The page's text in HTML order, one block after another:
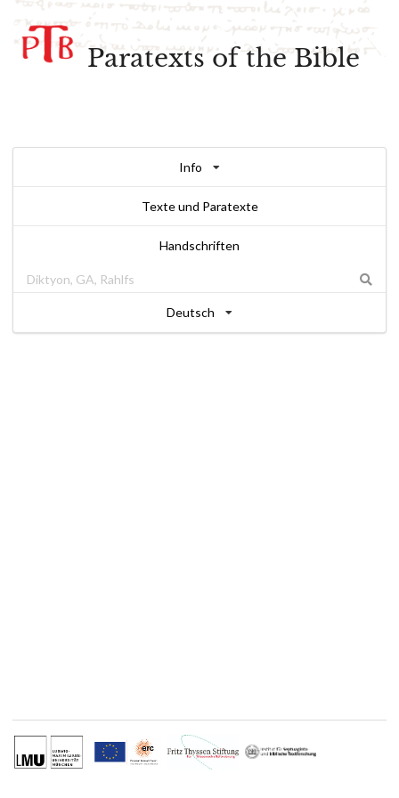
Paratexts of the Bible
Info
Texte und Paratexte
Handschriften
Deutsch